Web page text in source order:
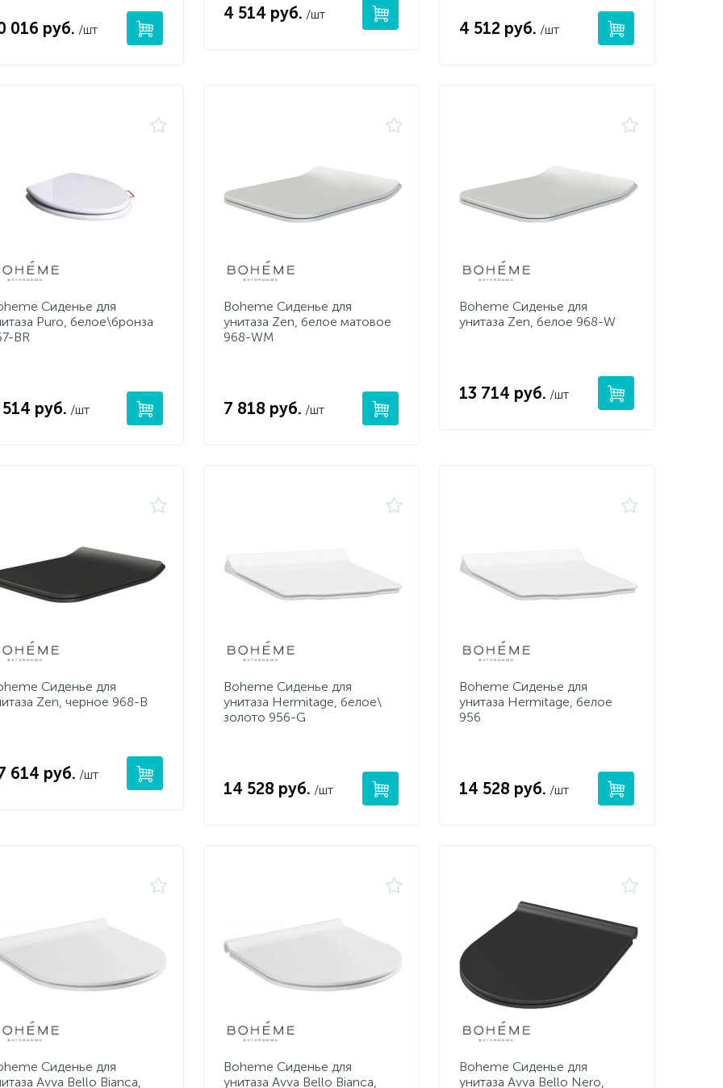
016 руб. /шт
4 514 руб. /шт
4 512 руб. /шт
Сиденье для
Puro, белое\бронза
BR
руб. /шт
Boheme Сиденье для
унитаза Zen, белое матовое
968-WM
7 818 руб. /шт
Boheme Сиденье для
унитаза Zen, белое 968-W
13 714 руб. /шт
Сиденье для
Zen, черное 968-B
614 руб. /шт
Boheme Сиденье для
унитаза Hermitage, белое\
золото 956-G
14 528 руб. /шт
Boheme Сиденье для
унитаза Hermitage, белое
956
14 528 руб. /шт
Сиденье для
Avva Bello Bianca,
Boheme Сиденье для
унитаза Avva Bello Bianca,
Boheme Сиденье для
унитаза Avva Bello Nero,